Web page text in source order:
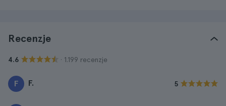
Recenzje
4.6 · 1.199 recenzje
F F. 5